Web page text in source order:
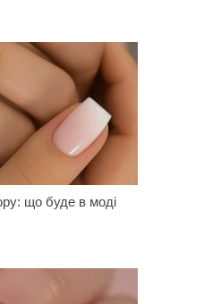
що буде в моді